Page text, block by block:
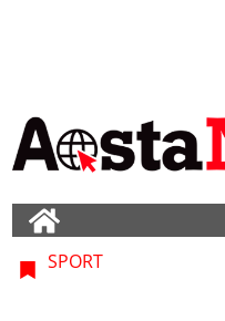
SPORT